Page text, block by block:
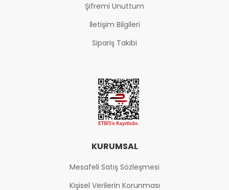
Şifremi Unuttum
İletişim Bilgileri
Sipariş Takibi
KURUMSAL
Mesafeli Satış Sözleşmesi
Kişisel Verilerin Korunması